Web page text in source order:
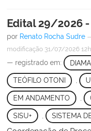
Edital 29/2026 -
por Renato Rocha Sudre
modificação 31/07/2026
— registrado em:
TEÓFILO OTONI ,
EM ANDAMENTO
SISU+ SISTEMA